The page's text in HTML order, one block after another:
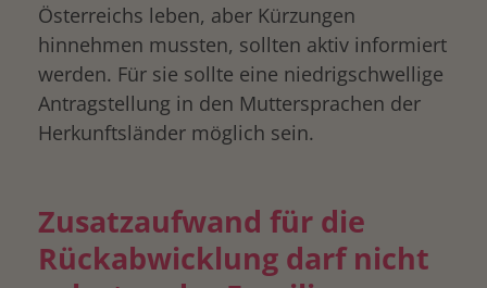
Österreichs leben, aber Kürzungen
hinnehmen mussten, sollten aktiv informiert
werden. Für sie sollte eine niedrigschwellige
Antragstellung in den Muttersprachen der
Herkunftsländer möglich sein.
Zusatzaufwand für die
Rückabwicklung darf nicht